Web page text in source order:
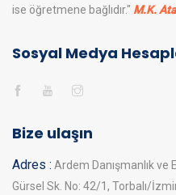
ise öğretmene bağlıdır." M.K.
Sosyal Medya
Bize ulaşın
Adres : Ardem Danışmanlık ve
Gürsel Sk. No: 42/1, Torbalı/